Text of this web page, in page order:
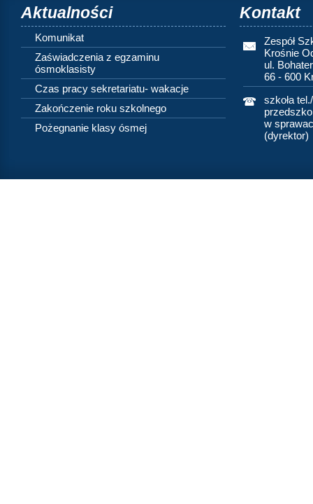
Aktualności
Komunikat
Zaświadczenia z egzaminu
ósmoklasisty
Czas pracy sekretariatu- wakacje
Zakończenie roku szkolnego
Pożegnanie klasy ósmej
Kontakt
Zespół
Krośnie
ul.
66 - 600
szkoła
w
(dyrektor)